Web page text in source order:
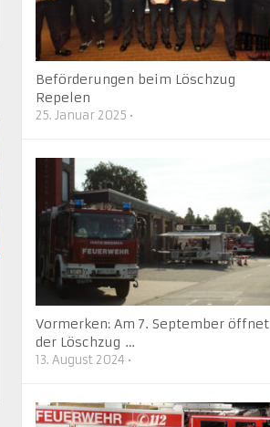
Beförderungen beim Löschzug
Repelen
25. Januar 2025 •
Vormerken: Am 7. September öffnet
der Löschzug …
13. August 2024 •